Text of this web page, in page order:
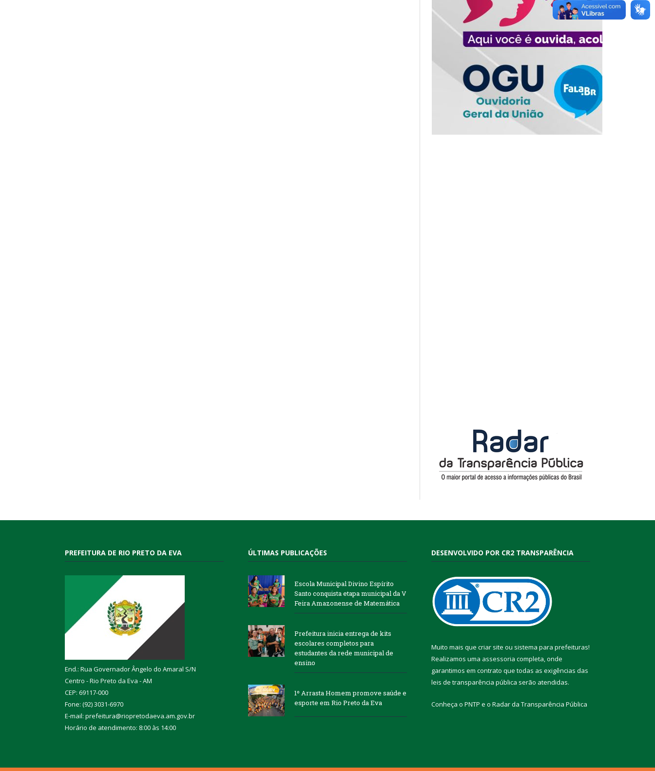
PREFEITURA DE RIO PRETO DA EVA
End.: Rua Governador Ângelo do Amaral S/N
Centro - Rio Preto da Eva - AM
CEP: 69117-000
Fone: (92) 3031-6970
E-mail: prefeitura@riopretodaeva.am.gov.br
Horário de atendimento: 8:00 às 14:00
ÚLTIMAS PUBLICAÇÕES
Escola Municipal Divino Espírito
Santo conquista etapa municipal da V
Feira Amazonense de Matemática
Prefeitura inicia entrega de kits
escolares completos para
estudantes da rede municipal de
ensino
1º Arrasta Homem promove saúde e
esporte em Rio Preto da Eva
DESENVOLVIDO POR CR2 TRANSPARÊNCIA
Muito mais que criar site ou sistema para prefeituras!
Realizamos uma assessoria completa, onde
garantimos em contrato que todas as exigências das
leis de transparência pública serão atendidas.
Conheça o PNTP e o Radar da Transparência Pública